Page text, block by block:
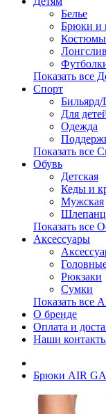
Белье
Брюки и
Костюмы
Показать все
Спорт
Для
Одежда
Показать все
Обувь
Детская
Кеды и
Мужская
Показать все
Аксессуары
Рюкзаки
Сумки
Показать все
О бренде
Оплата и
Наши
Брюки AIR